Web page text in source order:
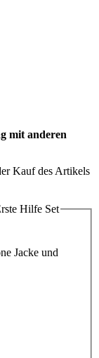
mit anderen
Kauf des Artikels
Hilfe Set
Jacke und